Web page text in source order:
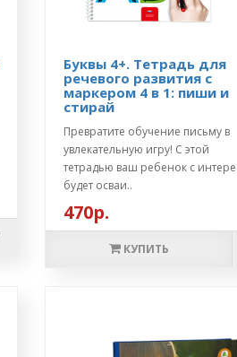
Буквы 4+. Тетрадь для
речевого развития с
маркером 4 в 1: пиши и
стирай
Превратите обучение письму в
увлекательную игру! С этой
тетрадью ваш ребенок с
будет осваи..
470р.
КУПИТЬ